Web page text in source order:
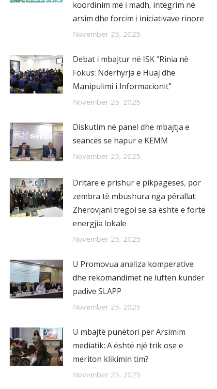
koordinim më i madh, integrim në
arsim dhe forcim i iniciativave rinore
November 25, 2025
Debat i mbajtur në ISK “Rinia në
Fokus: Ndërhyrja e Huaj dhe
Manipulimi i Informacionit”
November 25, 2025
Diskutim në panel dhe mbajtja e
seancës së hapur e KEMM
November 25, 2025
Dritare e prishur e pikpagesës, por
zembra të mbushura nga përallat:
Zherovjani tregoi se sa është e fortë
energjia lokale
November 25, 2025
U Promovua analiza komperative
dhe rekomandimet në luftën kundër
padive SLAPP
November 25, 2025
U mbajtë punëtori për Arsimim
mediatik: A është një trik ose e
meriton klikimin tim?
November 25, 2025